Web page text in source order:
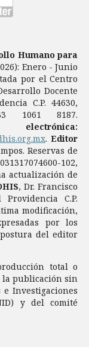
Humano para
Enero - Junio
por el Centro
Docente
C.P. 44630,
1061 8187.
electrónica:
. Editor
Reservas de
102,
actualización de
, Dr. Francisco
C.P.
modificación,
por los
del editor
total o
la publicación sin
Investigaciones
y del comité